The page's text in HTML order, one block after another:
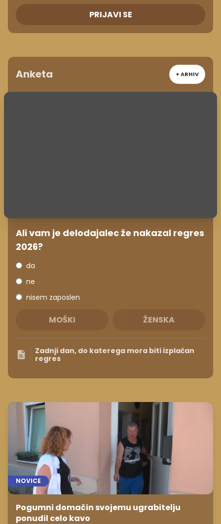
PRIJAVI SE
Anketa + ARHIV
Ali vam je delodajalec že nakazal regres
2026?
da
ne
nisem zaposlen
MOŠKI ŽENSKA
Zadnji dan, do katerega mora biti izplačan
regres
NOVICE
Pogumni domačin svojemu ugrabitelju
ponudil celo kavo